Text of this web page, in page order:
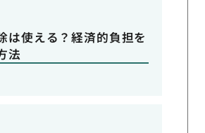
は使える？経済的負担を
法